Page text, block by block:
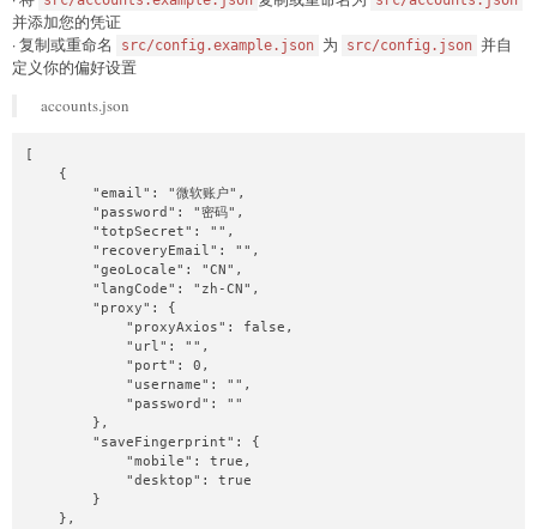
并添加您的凭证
· 复制或重命名
src/config.example.json 为 src/config.json 并自
定义你的偏好设置
accounts.json
    {
        "email": "微软账户",
        "password": "密码",
        "totpSecret": "",
        "recoveryEmail": "",
        "geoLocale": "CN",
        "langCode": "zh-CN",
        "proxy": {
            "proxyAxios": false,
            "url": "",
            "port": 0,
            "username": "",
            "password": ""
        },
        "saveFingerprint": {
            "mobile": true,
            "desktop": true
        }
    },